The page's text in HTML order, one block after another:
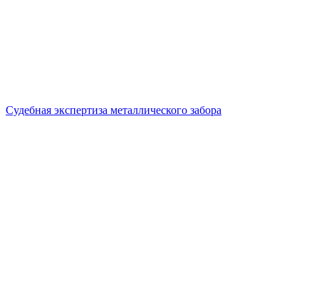
Судебная экспертиза металлического забора